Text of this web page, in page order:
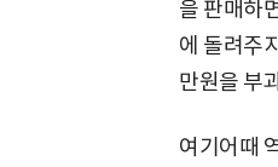
을 판매하
에 돌려주
만원을 부
여기어때